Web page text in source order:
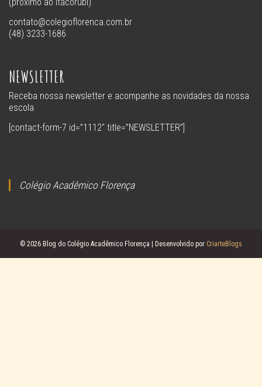
contato@colegioflorenca.com.br
(48) 3233-1686
NEWSLETTER
Receba nossa newsletter e acompanhe as novidades da nossa
escola
[contact-form-7 id=”1112″ title=”NEWSLETTER”]
Colégio Acadêmico Florença
© 2026 Blog do Colégio Acadêmico Florença | Desenvolvido por CriarteBlogs